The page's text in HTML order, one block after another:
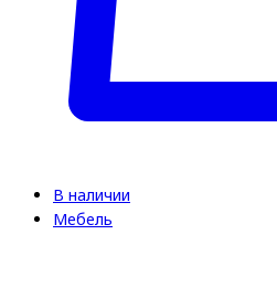
В наличии
Мебель